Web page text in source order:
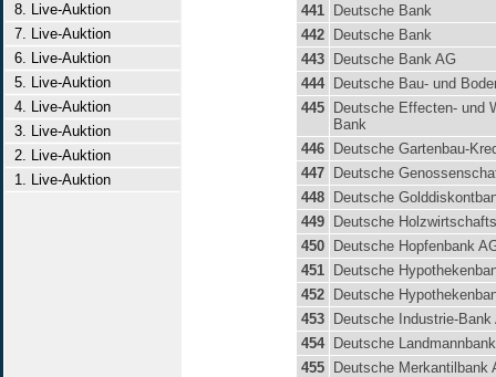
8. Live-Auktion
7. Live-Auktion
6. Live-Auktion
5. Live-Auktion
4. Live-Auktion
3. Live-Auktion
2. Live-Auktion
1. Live-Auktion
441
Deutsche Bank
442
Deutsche Bank
443
Deutsche Bank AG
444
Deutsche Bau- und
445
Deutsche Effecten- und
Bank
446
Deutsche Gartenbau-
447
Deutsche
448
Deutsche
449
Deutsche
450
Deutsche Hopfenbank
451
Deutsche
452
Deutsche
453
Deutsche Industrie-Bank
454
Deutsche
455
Deutsche Merkantilbank